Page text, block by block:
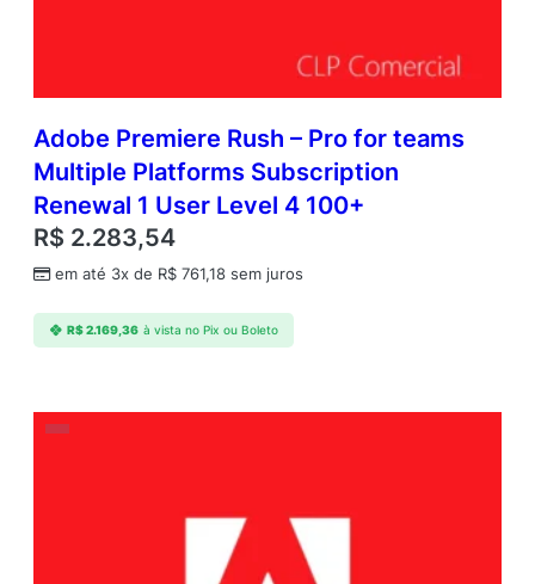
Adobe Premiere Rush – Pro for teams
Multiple Platforms Subscription
Renewal 1 User Level 4 100+
R$ 2.283,54
em até 3x de R$ 761,18 sem juros
R$2.169,36 à vista no Pix ou Boleto